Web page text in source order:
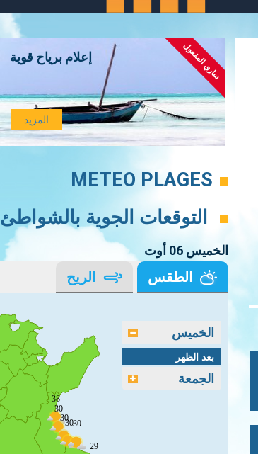
إعلام برياح قوية ساري المفعول
المزيد
METEO PLAGES
التوقعات الجوية بالشواطئ
الخميس 06 أوت
الطقس الريح
38
30
30
3030
29
الخميس
بعد الظهر
الجمعة